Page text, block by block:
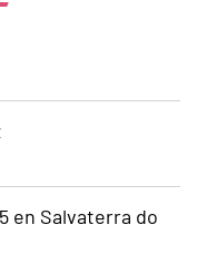
en Salvaterra do